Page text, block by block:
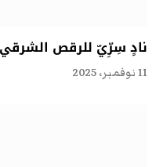
نادٍ سِرِّيّ للرقص
11 نوفمبر، 2025